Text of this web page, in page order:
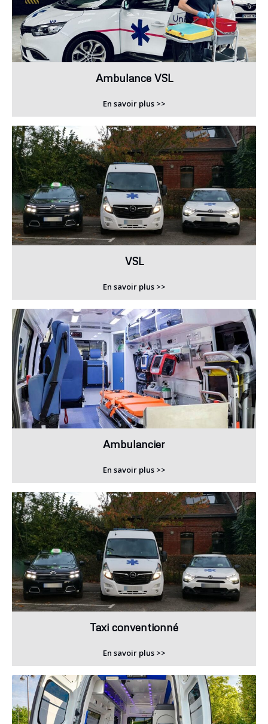
Ambulance VSL
En savoir plus >>
VSL
En savoir plus >>
Ambulancier
En savoir plus >>
Taxi conventionné
En savoir plus >>